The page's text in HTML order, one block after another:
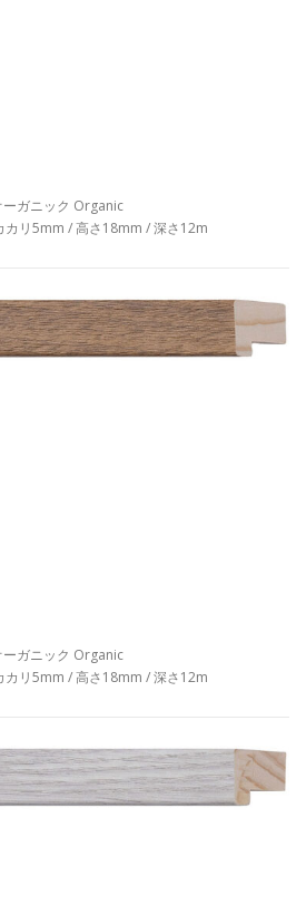
ーガニック Organic
リ5mm / 高さ18mm / 深さ12m
ーガニック Organic
リ5mm / 高さ18mm / 深さ12m